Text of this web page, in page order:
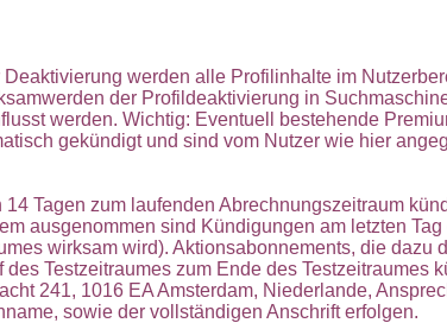
werden alle Profilinhalte im
der Profildeaktivierung in
werden. Wichtig: Eventuell bestehende
gekündigt und sind vom Nutzer wie hier
Tagen zum laufenden Abrechnungszeitraum
ausgenommen sind Kündigungen am letzten Tag
wirksam wird). Aktionsabonnements, die dazu
Testzeitraumes zum Ende des Testzeitraumes
241, 1016 EA Amsterdam, Niederlande,
sowie der vollständigen Anschrift erfolgen.